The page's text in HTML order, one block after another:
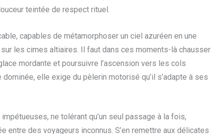
teintée de respect rituel.
capables de métamorphoser un ciel azuréen en une
les cimes altiaires. Il faut dans ces moments-là chausser
mordante et poursuivre l’ascension vers les cols
elle exige du pèlerin motorisé qu’il s’adapte à ses
ne tolérant qu’un seul passage à la fois,
entre des voyageurs inconnus. S’en remettre aux délicates